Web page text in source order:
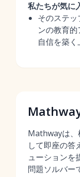
私たちが気に
そのステ
ンの教育的
自信を築く
Mathwayは、
して即座の答
ューションを
問題ソルバー